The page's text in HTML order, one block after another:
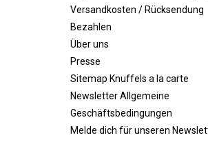
Versandkosten / Rücksendung
Bezahlen
Über uns
Presse
Sitemap Knuffels a la carte
Newsletter Allgemeine
Geschäftsbedingungen
Melde dich für unseren